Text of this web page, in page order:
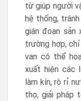
từ giúp người
hệ thống,
gián đoạn sản
trường hợp,
van có thể
xuất hiện các
làm kín, rò rỉ
thọ, giải pháp